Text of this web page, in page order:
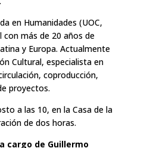
en Humanidades (UOC,
con más de 20 años de
y Europa. Actualmente
Cultural, especialista en
coproducción,
proyectos.
a las 10, en la Casa de la
de dos horas.
cargo de Guillermo